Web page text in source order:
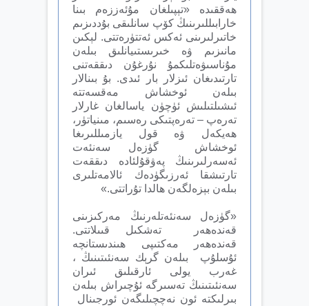
ھەققىدە «تېپىلغان مۇئەززەم بىنا
خارابىللىرىنىڭ كۆپ سانلىقى بۇددىزىم
خاتىرلىرىنى ئەكس ئەتتۈرەتتى. لېكىن
مانىزىم ۋە خىرىستىيانلىق بىلەن
مۇناسىۋەتلىكمۇ نۇرغۇن دىققەتنى
تارتىدىغان ئىزلار بار ئىدى. بۇ بىنالار
بىلەن ئوخشاش مەقسەتتە
ئىشىلتىلىش ئۈچۈن ياسالغان غارلار
تەرەپ – تەرەپتىكى رەسىم، مىنياتۈر،
ھەيكەل ۋە قول يازمىللىرىغا
ئوخشاش گۈزەل سەنئەت
ئەسەرلىرىنىڭ پەۋقۇلئادە دىققەت
تارتىشقا ئەرزىگۈدەك ئالامەتلىرى
بىلەن بېزەلگەن ھالدا تۇراتتى.»
«گۈزەل سەنئەتلەرنىڭ مەركىزىنى
قەندەھەر تەشكىل قىىلاتتى.
قەندەھەر مەكتىپى ھىندىستانچە
ئۇسلۇپ بىلەن گرېك سەنئىتىنىڭ ،
غەرب يولى ئارقىلىق ئىران
سەنئىتىنىڭ تەسىرگە ئۇچىراش بىلەن
بىرلىكتە ئون نەچچىلىگەن ئورجىنال